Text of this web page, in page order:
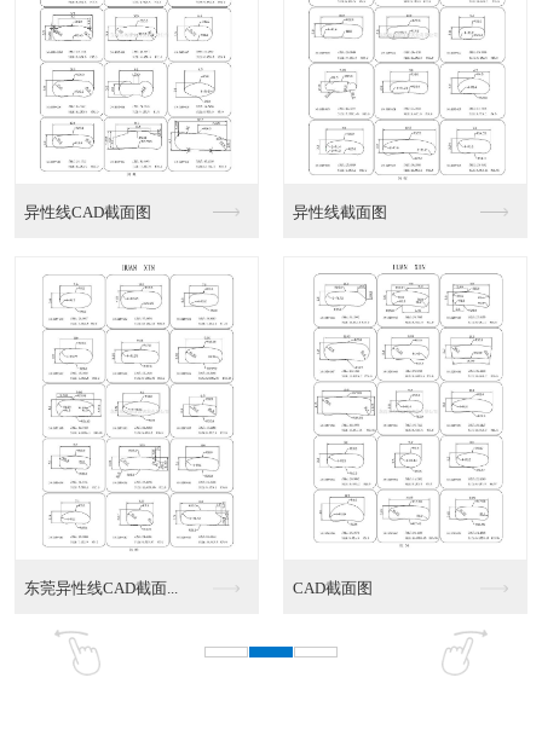
异性线CAD截面图 异性线截面图
东莞异性线CAD截面... CAD截面图